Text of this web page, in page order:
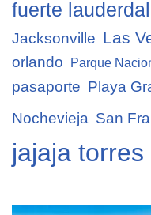
fuerte
Jacksonville Las
orlando Parque
pasaporte Playa
Nochevieja San
jajaja torres